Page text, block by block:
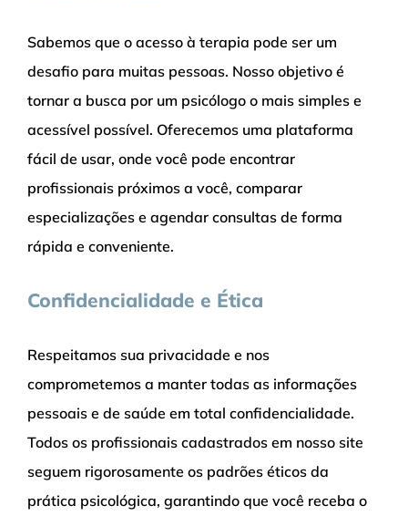
Sabemos que o acesso à terapia pode ser um
desafio para muitas pessoas. Nosso objetivo é
tornar a busca por um psicólogo o mais simples e
acessível possível. Oferecemos uma plataforma
fácil de usar, onde você pode encontrar
profissionais próximos a você, comparar
especializações e agendar consultas de forma
rápida e conveniente.
Confidencialidade e Ética
Respeitamos sua privacidade e nos
comprometemos a manter todas as informações
pessoais e de saúde em total confidencialidade.
Todos os profissionais cadastrados em nosso site
seguem rigorosamente os padrões éticos da
prática psicológica, garantindo que você receba o